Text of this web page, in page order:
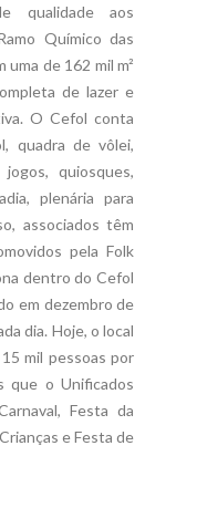
qualidade aos
Químico das
uma de 162 mil m²
de lazer e
O Cefol conta
quadra de vôlei,
quiosques,
plenária para
associados têm
pela Folk
dentro do Cefol
em dezembro de
dia. Hoje, o local
mil pessoas por
que o Unificados
Festa da
e Festa de